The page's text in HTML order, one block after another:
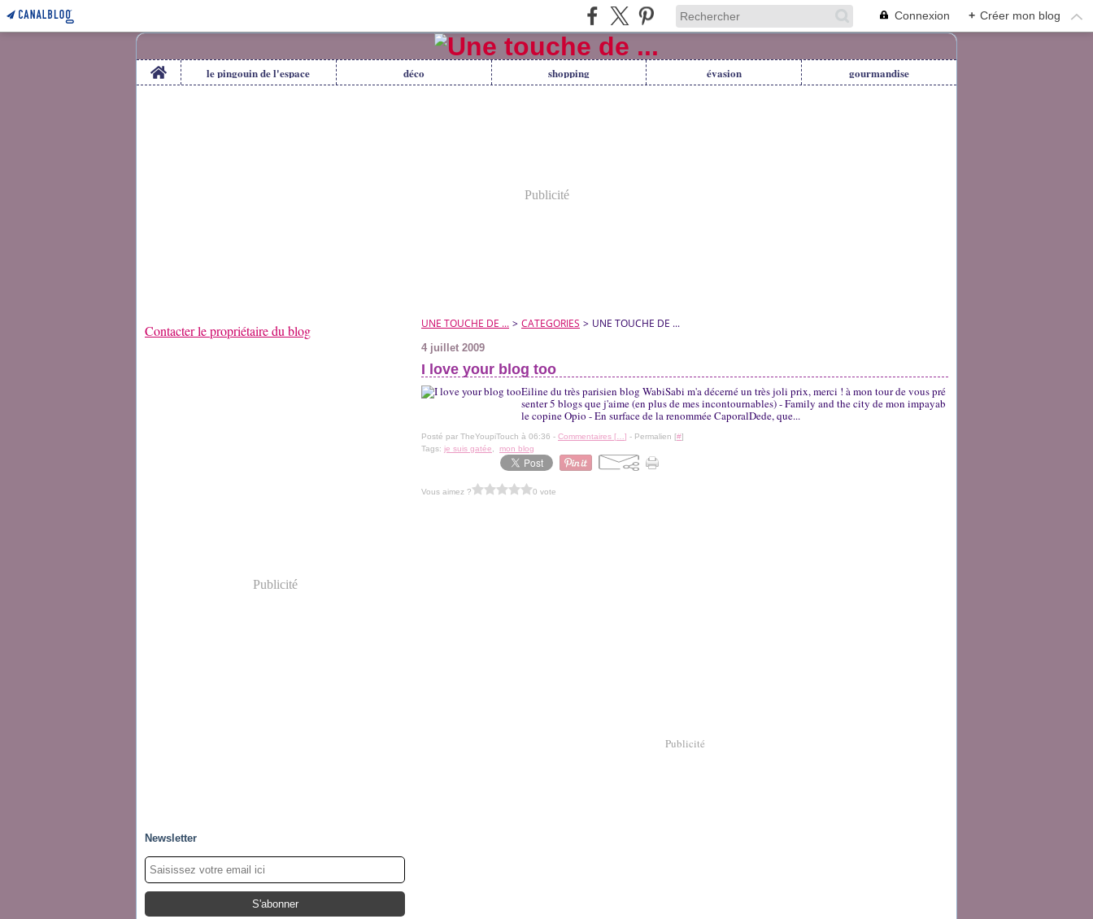
Connexion + Créer mon blog
Home le pingouin de l'espace déco shopping évasion gourmandise
Publicité
Contacter le propriétaire du blog
Publicité
Newsletter
UNE TOUCHE DE ... > CATEGORIES > UNE TOUCHE DE ...
4 juillet 2009
I love your blog too
Eiline du très parisien blog WabiSabi m'a décerné un très joli prix, merci ! à mon tour de vous pré
senter 5 blogs que j'aime (en plus de mes incontournables) - Family and the city de mon impayab
le copine Opio - En surface de la renommée CaporalDede, que...
Posté par TheYoupiTouch à 06:36 - Commentaires [ ] - Permalien [#]
Tags: je suis gatée mon blog
Vous aimez ? 0 vote
Publicité